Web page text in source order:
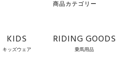
商品カテゴリー
KIDS
キッズウェア
RIDING GOODS
乗馬用品